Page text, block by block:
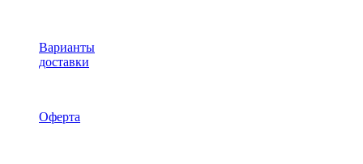
Варианты
доставки
Оферта